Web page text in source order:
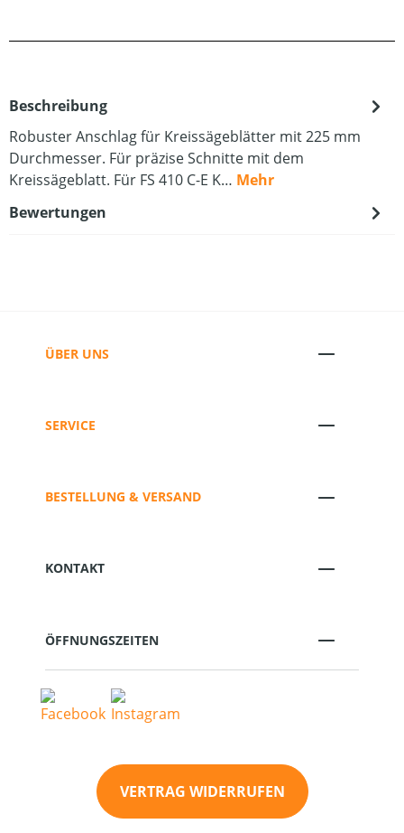
Beschreibung
Robuster Anschlag für Kreissägeblätter mit 225 mm
Durchmesser. Für präzise Schnitte mit dem
Kreissägeblatt. Für FS 410 C-E K… Mehr
Bewertungen
ÜBER UNS
SERVICE
BESTELLUNG & VERSAND
KONTAKT
ÖFFNUNGSZEITEN
VERTRAG WIDERRUFEN